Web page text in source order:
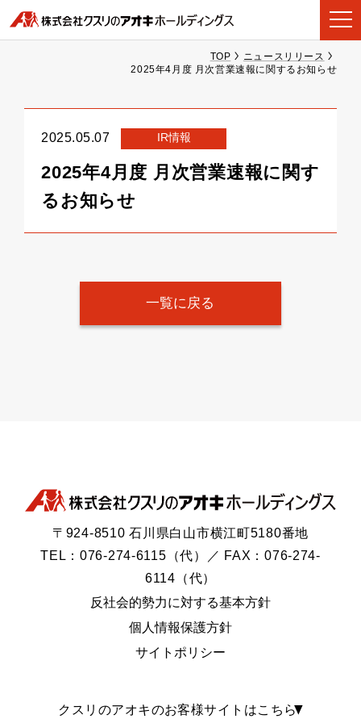
TOP
ニュースリリース
2025年4月度 月次営業速報に関するお知らせ
2025.05.07 IR情報
2025年4月度 月次営業速報に関す
るお知らせ
一覧に戻る
〒924-8510 石川県白山市横江町5180番地
TEL：076-274-6115（代）／ FAX：076-274-
6114（代）
反社会的勢力に対する基本方針
個人情報保護方針
サイトポリシー
クスリのアオキのお客様サイトはこちら